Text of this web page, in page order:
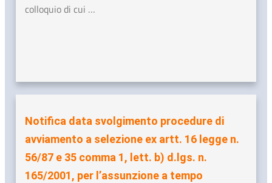
colloquio di cui …
Notifica data svolgimento procedure di
avviamento a selezione ex artt. 16 legge n.
56/87 e 35 comma 1, lett. b) d.lgs. n.
165/2001, per l’assunzione a tempo